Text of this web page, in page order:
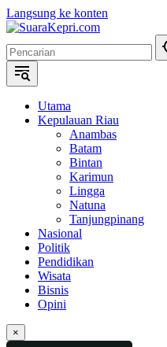
Langsung ke konten
Utama
Kepulauan Riau
Anambas
Batam
Bintan
Karimun
Lingga
Natuna
Tanjungpinang
Nasional
Politik
Pendidikan
Wisata
Bisnis
Opini
×